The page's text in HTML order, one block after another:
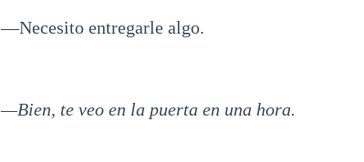
—Necesito entregarle algo.
—Bien, te veo en la puerta en una hora.